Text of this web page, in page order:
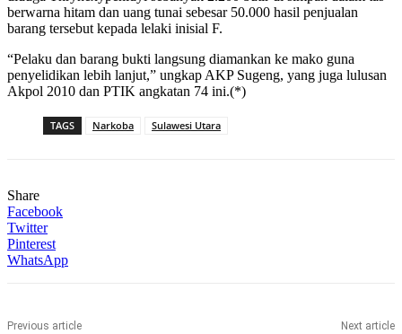
berwarna hitam dan uang tunai sebesar 50.000 hasil penjualan
barang tersebut kepada lelaki inisial F.
“Pelaku dan barang bukti langsung diamankan ke mako guna
penyelidikan lebih lanjut,” ungkap AKP Sugeng, yang juga lulusan
Akpol 2010 dan PTIK angkatan 74 ini.(*)
TAGS Narkoba Sulawesi Utara
Share
Facebook
Twitter
Pinterest
WhatsApp
Previous article Next article